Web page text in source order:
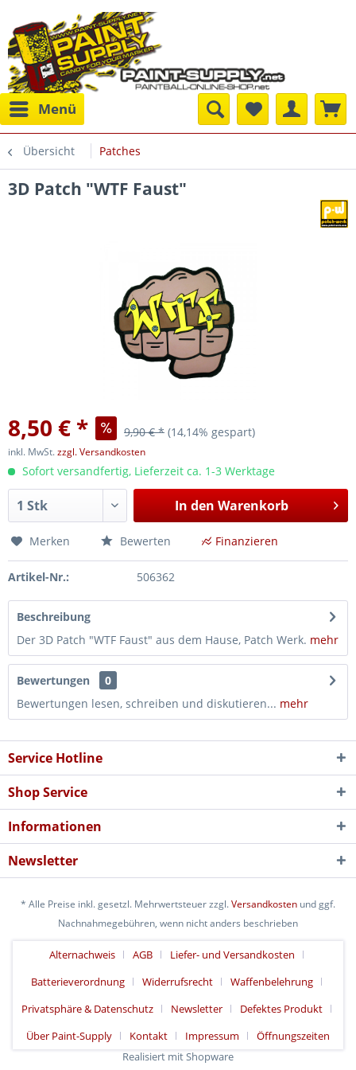
Menü
Übersicht Patches
3D Patch "WTF Faust"
8,50 € * 9,90 € * (14,14% gespart)
inkl. MwSt.zzgl. Versandkosten
Sofort versandfertig, Lieferzeit ca. 1-3 Werktage
In den Warenkorb
Merken Bewerten Finanzieren
Artikel-Nr.: 506362
Beschreibung
Der 3D Patch "WTF Faust" aus dem Hause, Patch Werk. mehr
Bewertungen
0
Bewertungen lesen, schreiben und diskutieren... mehr
Service Hotline
Shop Service
Informationen
Newsletter
* Alle Preise inkl. gesetzl. Mehrwertsteuer zzgl.Versandkosten und ggf.
Nachnahmegebühren, wenn nicht anders beschrieben
Alternachweis AGB
Liefer- und Versandkosten
Batterieverordnung
Widerrufsrecht
Waffenbelehrung
Privatsphäre & Datenschutz
Newsletter
Defektes Produkt
Über Paint-Supply
Kontakt Impressum
Öffnungszeiten
Realisiert mit Shopware